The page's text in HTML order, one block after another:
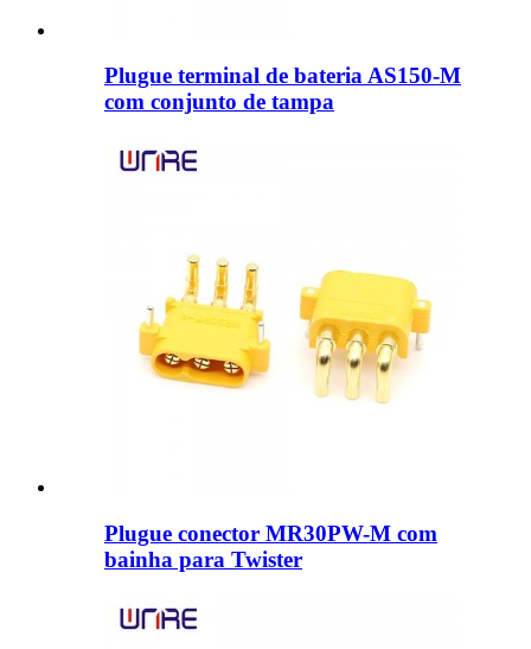
Plugue terminal de bateria AS150-M
com conjunto de tampa
Plugue conector MR30PW-M com
bainha para Twister